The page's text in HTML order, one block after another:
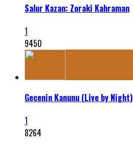
Salur Kazan: Zoraki Kahraman
1
9450
Gecenin Kanunu (Live by Night)
1
8264